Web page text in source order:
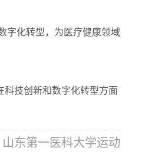
字化转型，为医疗健康领域
技创新和数字化转型方面
山东第一医科大学运动